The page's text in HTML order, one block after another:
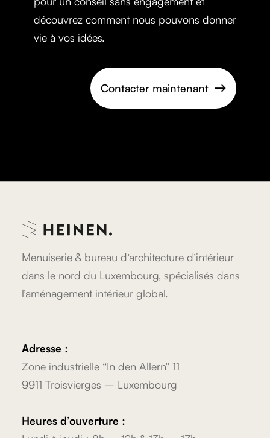
découvrez comment nous pouvons donner
vie à vos idées.
Contacter maintenant 
Menuiserie & bureau d’architecture d’intérieur
dans le nord du Luxembourg, spécialisés dans
l’aménagement intérieur global.
Adresse :
Zone industrielle “In den Allern” 11
9911 Troisvierges – Luxembourg
Heures d’ouverture :